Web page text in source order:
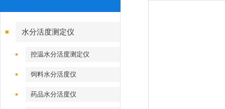
水分活度测定仪
控温水分活度测定仪
饲料水分活度仪
药品水分活度仪